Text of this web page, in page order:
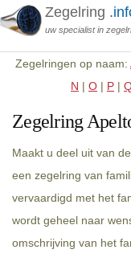
Zegelring
uw specialist in
Zegelringen op naam:
N | O | P |
Zegelring
Maakt u deel uit van
een zegelring van
vervaardigd met het
wordt geheel naar
omschrijving van het